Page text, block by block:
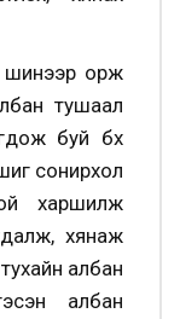
шинээр орж
тушаал
буй бүх
сонирхол
харшилж
хянаж
албан
албан